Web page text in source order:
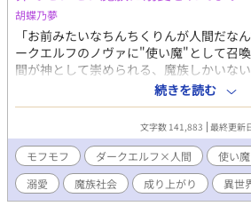
胡蝶乃夢
「お前みたいなちんちくりんが人間だ
ークエルフのノヴァに"使い魔"として召
間が神として崇められる、魔族しかいな
制度が支配する魔族社会で、真人はノヴ
種"として蔑まれる。 だが、真人の優し
んでいたノヴァの心を癒し、モフモフな
く。 理不尽な差別や試練を笑いと涙で乗
ァは互いにかけがえのない存在になってい
絆が深まるほどに、人間としての"特異性"
に魔の手が伸びる――。 ※R18要素、シリ
モフモフ×ハーレム（固定カプ）、異種
続きを読む
文字数 141,883 最終更新
モフモフ ダークエルフ×人間 使い魔
溺愛
魔族社会 成り上がり 異世